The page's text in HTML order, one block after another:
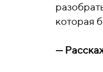
которая
—